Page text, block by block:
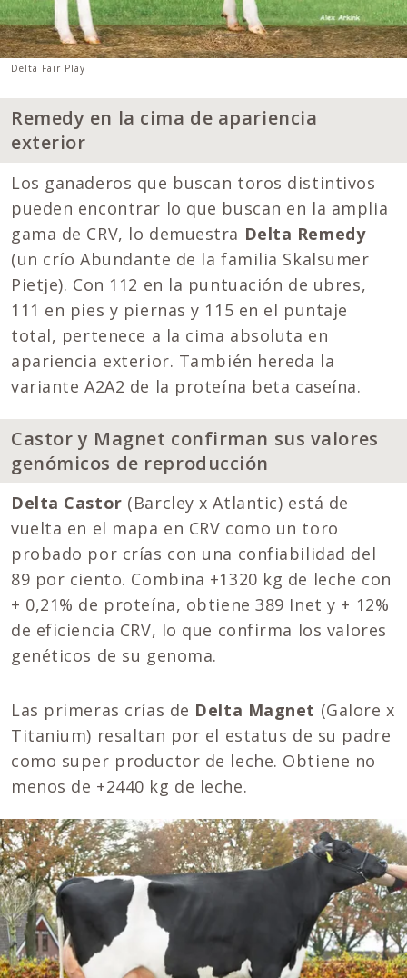
Delta Fair Play
Remedy en la cima de apariencia
exterior
Los ganaderos que buscan toros distintivos
pueden encontrar lo que buscan en la amplia
gama de CRV, lo demuestra Delta Remedy
(un crío Abundante de la familia Skalsumer
Pietje). Con 112 en la puntuación de ubres,
111 en pies y piernas y 115 en el puntaje
total, pertenece a la cima absoluta en
apariencia exterior. También hereda la
variante A2A2 de la proteína beta caseína.
Castor y Magnet confirman sus valores
genómicos de reproducción
Delta Castor (Barcley x Atlantic) está de
vuelta en el mapa en CRV como un toro
probado por crías con una confiabilidad del
89 por ciento. Combina +1320 kg de leche con
+ 0,21% de proteína, obtiene 389 Inet y + 12%
de eficiencia CRV, lo que confirma los valores
genéticos de su genoma.
Las primeras crías de Delta Magnet (Galore x
Titanium) resaltan por el estatus de su padre
como super productor de leche. Obtiene no
menos de +2440 kg de leche.